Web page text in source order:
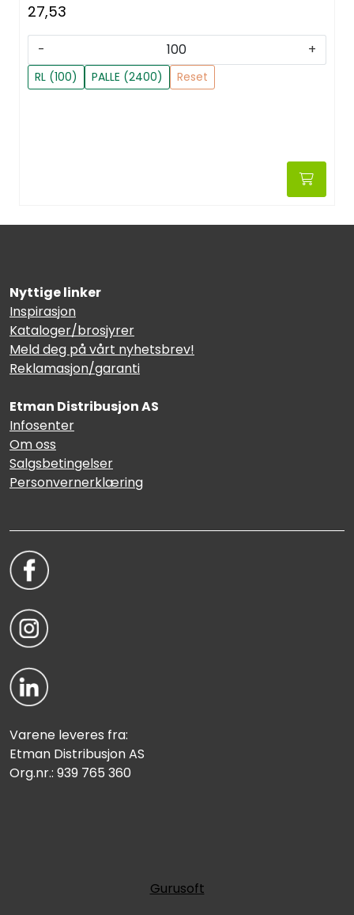
27,53
- +
RL (100) PALLE (2400) Reset
Nyttige linker
Inspirasjon
Kataloger/brosjyrer
Meld deg på vårt nyhetsbrev!
Reklamasjon/garanti
Etman Distribusjon AS
Infosenter
Om oss
Salgsbetingelser
Personvernerklæring
Varene leveres fra:
Etman Distribusjon AS
Org.nr.: 939 765 360
Gurusoft